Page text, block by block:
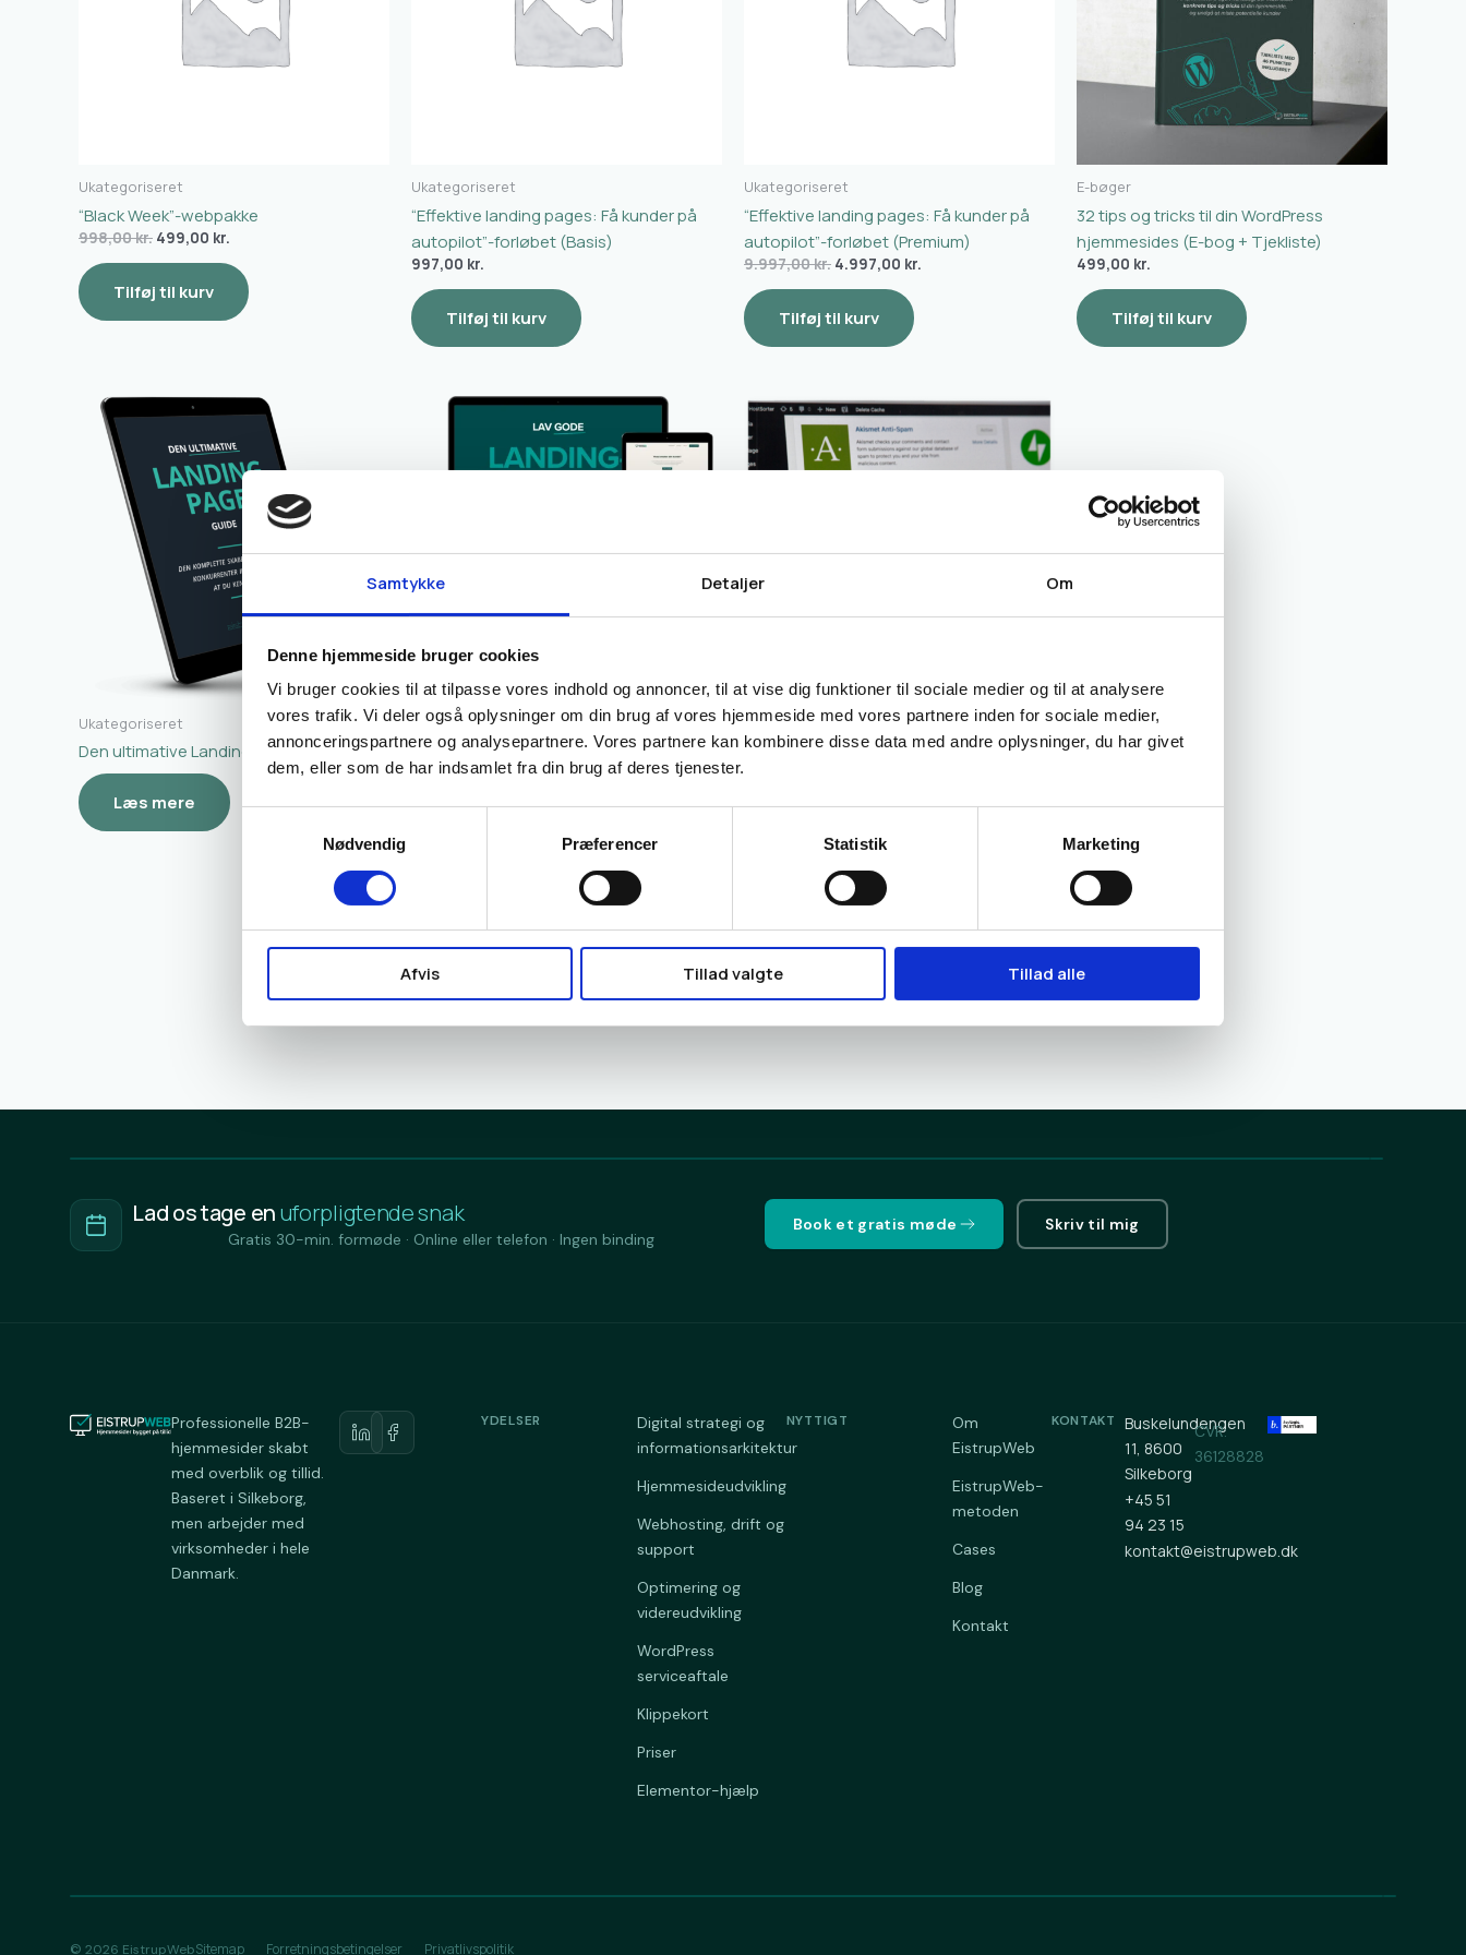
Samtykke Detaljer Om
Denne hjemmeside bruger cookies
Vi bruger cookies til at tilpasse vores indhold og annoncer, til at vise dig funktioner til sociale medier og til at analysere
vores trafik. Vi deler også oplysninger om din brug af vores hjemmeside med vores partnere inden for sociale medier,
annonceringspartnere og analysepartnere. Vores partnere kan kombinere disse data med andre oplysninger, du har givet
dem, eller som de har indsamlet fra din brug af deres tjenester.
Nødvendig
Præferencer Statistik Marketing
Afvis Tillad valgte Tillad alle
Ukategoriseret
“Black Week”-webpakke
998,00kr. 499,00 kr.
Tilføj til kurv
Ukategoriseret
“Effektive landing pages: Få kunder på
autopilot”-forløbet (Basis)
997,00 kr.
Tilføj til kurv
Ukategoriseret
“Effektive landing pages: Få kunder på
autopilot”-forløbet (Premium)
9.997,00kr. 4.997,00 kr.
Tilføj til kurv
E-bøger
32 tips og tricks til din WordPress
hjemmesides (E-bog + Tjekliste)
499,00 kr.
Tilføj til kurv
Ukategoriseret
Den ultimative Landing Page-guide
Læs mere
Minikursus
Lav gode landingsider (Online
499,00kr.
Tilføj til kurv
Tjekliste til “32 tips og tricks til din
WordPress-hjemmeside”
Tilføj til kurv
Lad os tage enuforpligtende snak
Gratis 30-min. formøde · Online eller telefon · Ingen binding
Book et gratis møde Skriv til mig
Professionelle B2B-
hjemmesider skabt
med overblik og tillid.
Baseret i Silkeborg,
men arbejder med
virksomheder i hele
Danmark.
YDELSER
Digital strategi og
informationsarkitektur
Hjemmesideudvikling
Webhosting, drift og
support
Optimering og
videreudvikling
WordPress
serviceaftale
Klippekort
Priser
Elementor-hjælp
NYTTIGT
Om
EistrupWeb
EistrupWeb-
metoden
Cases
Blog
Kontakt
KONTAKT
Buskelundengen
11, 8600
Silkeborg
+45 51
94 23 15
kontakt@eistrupweb.dk
CVR:
36128828
© 2026 EistrupWebSitemap Forretningsbetingelser Privatlivspolitik